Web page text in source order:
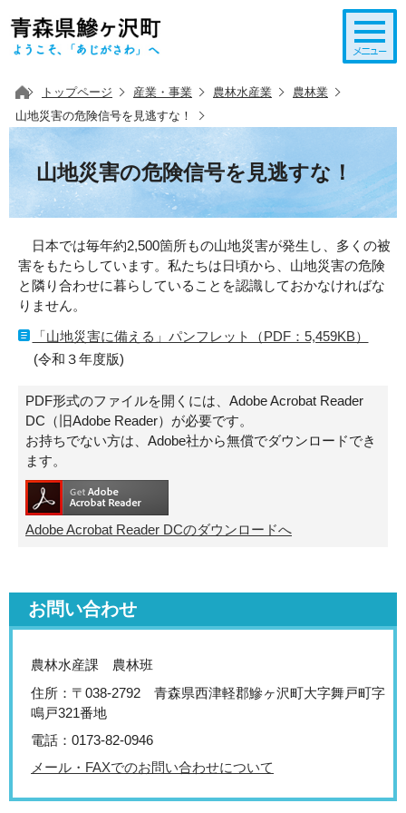
トップページ 産業・事業 農林水産業
農林業
山地災害の危険信号を見逃すな！
山地災害の危険信号を見逃すな！
日本では毎年約2,500箇所もの山地災害が発生し、多くの被
害をもたらしています。私たちは日頃から、山地災害の危険
と隣り合わせに暮らしていることを認識しておかなければな
りません。
「山地災害に備える」パンフレット（PDF：5,459KB）
(令和３年度版)
PDF形式のファイルを開くには、Adobe Acrobat Reader
DC（旧Adobe Reader）が必要です。
お持ちでない方は、Adobe社から無償でダウンロードでき
ます。
Adobe Acrobat Reader DCのダウンロードへ
お問い合わせ
農林水産課 農林班
住所：〒038-2792 青森県西津軽郡鰺ヶ沢町大字舞戸町字
鳴戸321番地
電話：0173-82-0946
メール・FAXでのお問い合わせについて